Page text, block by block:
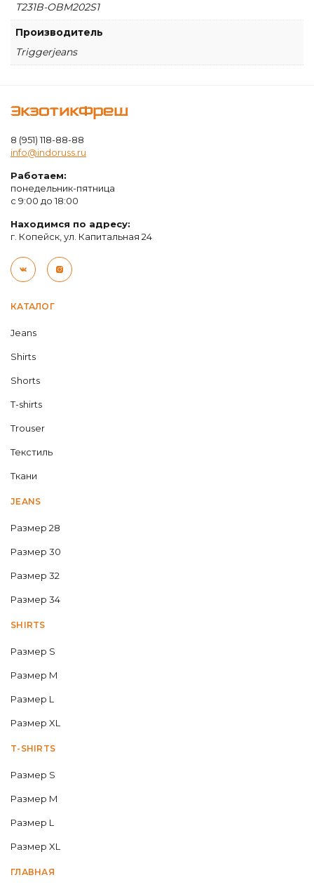
T231B-OBM202S1
Производитель
Triggerjeans
КАТАЛОГ
Jeans
Shirts
Shorts
T-shirts
Trouser
Текстиль
Ткани
JEANS
Размер 28
Размер 30
Размер 32
Размер 34
SHIRTS
Размер S
Размер M
Размер L
Размер XL
T-SHIRTS
Размер S
Размер M
Размер L
Размер XL
ГЛАВНАЯ
ЭкзотикФреш
8 (951) 118-88-88
info@indoruss.ru
Работаем:
понедельник-пятница
с 9:00 до 18:00
Находимся по адресу:
г. Копейск, ул. Капитальная 24